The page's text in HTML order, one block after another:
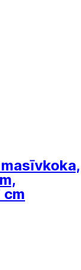
cm